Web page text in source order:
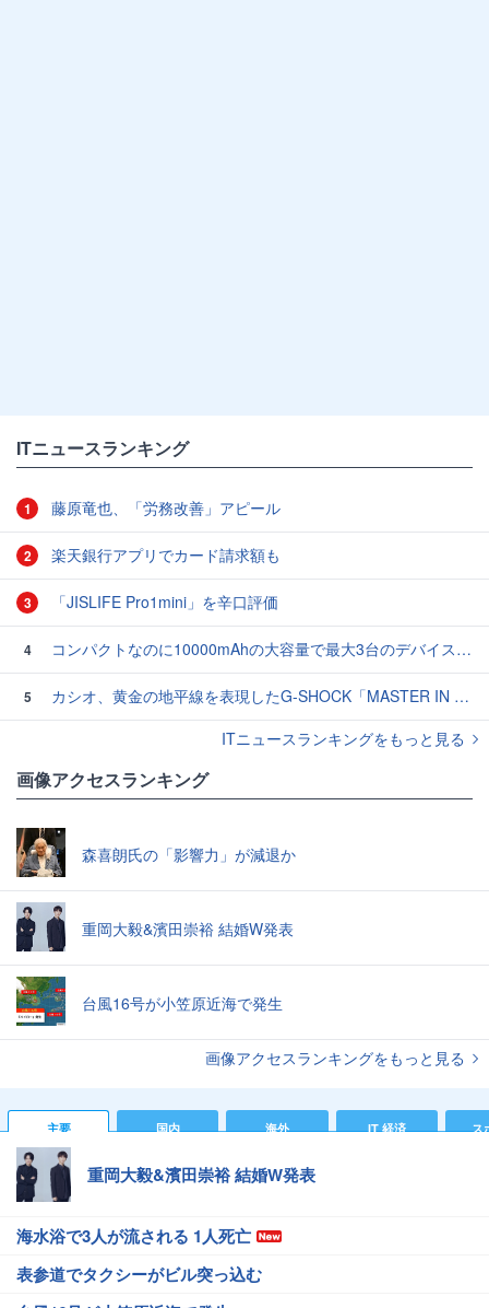
ITニュースランキング
1 藤原竜也、「労務改善」アピール
2 楽天銀行アプリでカード請求額も
3 「JISLIFE Pro1mini」を辛口評価
4 コンパクトなのに10000mAhの大容量で最大3台のデバイスを同時充電できる半固体モバイルバッテリー「SMARTCOBY Pro SLIM SS」レビュー
5
カシオ、黄金の地平線を表現したG-SHOCK「MASTER IN HORIZON GOLD」3モデル
ITニュースランキングをもっと見る
画像アクセスランキング
森喜朗氏の「影響力」が減退か
重岡大毅&濱田崇裕 結婚W発表
台風16号が小笠原近海で発生
画像アクセスランキングをもっと見る
主要 国内 海外 IT 経済 ス
重岡大毅&濱田崇裕 結婚W発表
海水浴で3人が流される 1人死亡
表参道でタクシーがビル突っ込む